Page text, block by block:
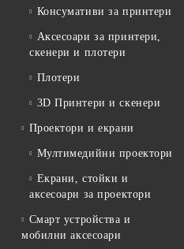
Консумативи за принтери
Аксесоари за принтери,
скенери и плотери
Плотери
3D Принтери и скенери
Проектори и екрани
Мултимедийни проектори
Екрани, стойки и
аксесоари за проектори
Смарт устройства и
мобилни аксесоари